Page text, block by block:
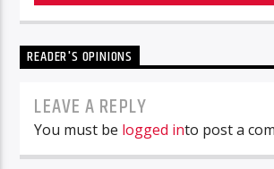
READER'S OPINIONS
LEAVE A REPLY
You must be logged into post a